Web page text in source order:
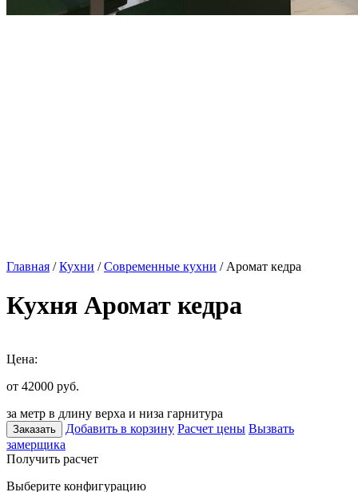
Главная /Кухни /Современные кухни / Аромат кедра
Кухня Аромат кедра
Цена:
от 42000 руб.
за метр в длину верха и низа гарнитура
Заказать Добавить в корзину Расчет цены Вызвать
замерщика
Получить расчет
Выберите конфигурацию